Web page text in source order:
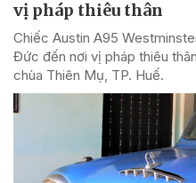
vị pháp thiêu thân
Chiếc Austin A95
Đức đến nơi vị pháp thiêu
chùa Thiên Mụ, TP. Huế.